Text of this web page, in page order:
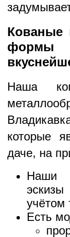
Кованые
формы
Наша
которые
даче, на
Наши
эскизы
учётом
Есть